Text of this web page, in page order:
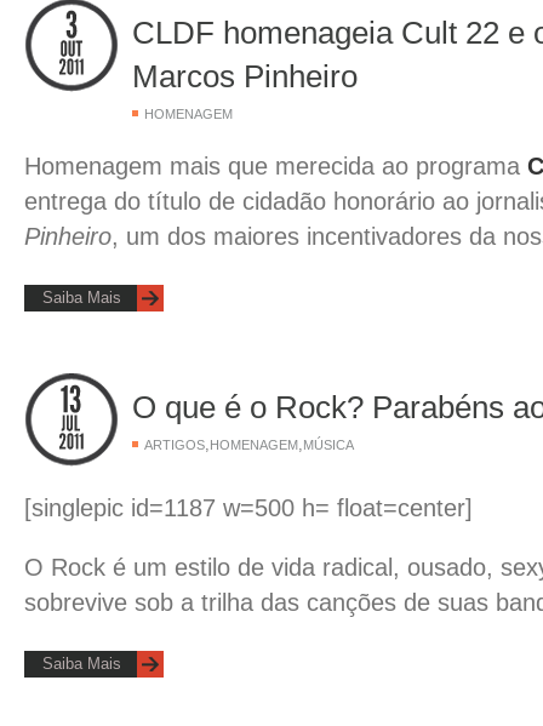
CLDF homenageia Cult 22 e
Marcos Pinheiro
HOMENAGEM
Homenagem mais que merecida ao programa
entrega do título de cidadão honorário ao
Pinheiro, um dos maiores incentivadores da
Saiba Mais
O que é o Rock? Parabéns
ARTIGOS, HOMENAGEM, MÚSICA
[singlepic id=1187 w=500 h= float=center]
O Rock é um estilo de vida radical, ousado,
sobrevive sob a trilha das canções de suas
Saiba Mais